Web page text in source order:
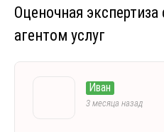
Оценочная
агентом услуг
Иван
3 месяца назад